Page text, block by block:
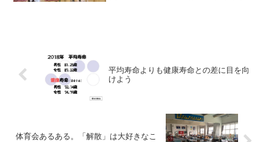
平均寿命よりも健康寿命との差に目を向
けよう
体育会あるある。「解散」は大好きなこ